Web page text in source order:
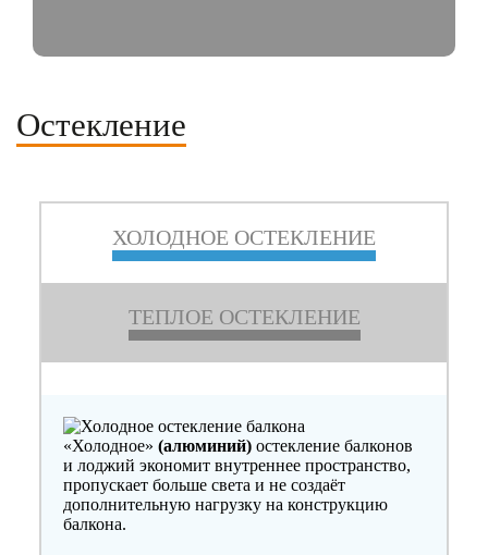
Остекление
ХОЛОДНОЕ ОСТЕКЛЕНИЕ
ТЕПЛОЕ ОСТЕКЛЕНИЕ
«Холодное» (алюминий)остекление балконов
и лоджий экономит внутреннее пространство,
пропускает больше света и не создаёт
дополнительную нагрузку на конструкцию
балкона.